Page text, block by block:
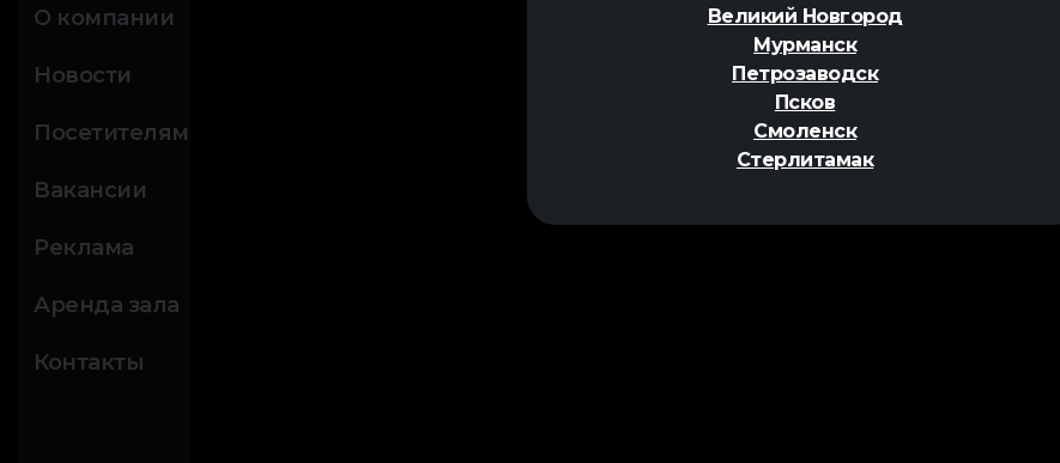
Великий Новгород
Мурманск
Петрозаводск
Псков
Смоленск
Стерлитамак
О компании
Новости
Посетителям
Вакансии
Реклама
Аренда зала
Контакты